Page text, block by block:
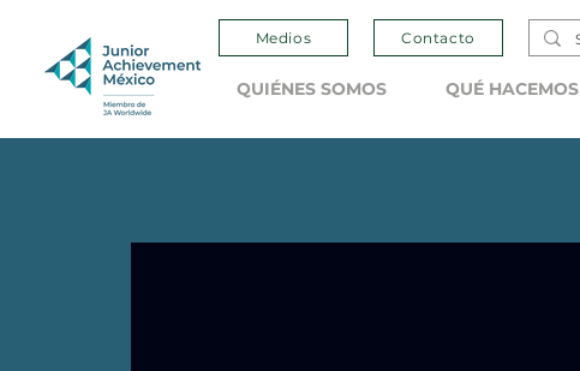
Medios Contacto
QUIÉNES SOMOS QUÉ HACEMOS